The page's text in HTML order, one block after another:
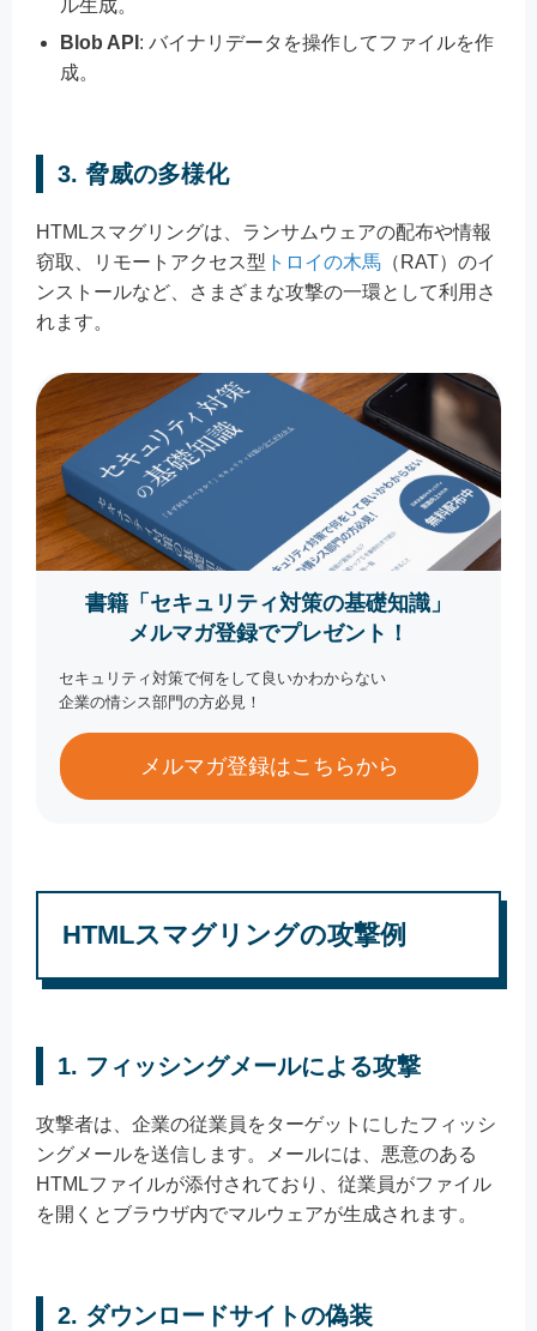
ル生成。
Blob API : バイナリデータを操作してファイルを作
成。
3. 脅威の多様化
HTMLスマグリングは、ランサムウェアの配布や情報
窃取、リモートアクセス型 トロイの木馬 （RAT）のイ
ンストールなど、さまざまな攻撃の一環として利用さ
れます。
書籍「セキュリティ対策の基礎知識」
メルマガ登録でプレゼント！
セキュリティ対策で何をして良いかわからない
企業の情シス部門の方必見！
メルマガ登録はこちらから
HTMLスマグリングの攻撃例
1. フィッシングメールによる攻撃
攻撃者は、企業の従業員をターゲットにしたフィッシ
ングメールを送信します。メールには、悪意のある
HTMLファイルが添付されており、従業員がファイル
を開くとブラウザ内でマルウェアが生成されます。
2. ダウンロードサイトの偽装